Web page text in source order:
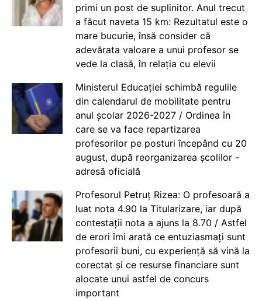
primi un post de suplinitor. Anul trecut
a făcut naveta 15 km: Rezultatul este o
mare bucurie, însă consider că
adevărata valoare a unui profesor se
vede la clasă, în relația cu elevii
Ministerul Educației schimbă regulile
din calendarul de mobilitate pentru
anul școlar 2026-2027 / Ordinea în
care se va face repartizarea
profesorilor pe posturi începând cu 20
august, după reorganizarea școlilor -
adresă oficială
Profesorul Petruț Rizea: O profesoară a
luat nota 4.90 la Titularizare, iar după
contestații nota a ajuns la 8.70 / Astfel
de erori îmi arată ce entuziasmați sunt
profesorii buni, cu experiență să vină la
corectat și ce resurse financiare sunt
alocate unui astfel de concurs
important